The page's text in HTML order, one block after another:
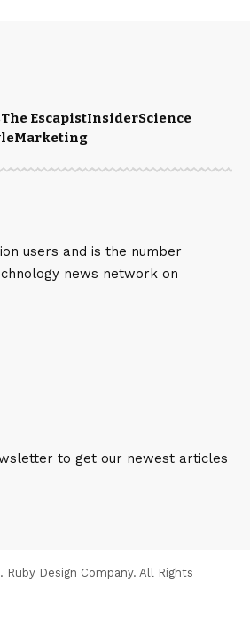
The EscapistInsiderScience
Marketing
users and is the number
news network on
to get our newest articles
Design Company. All Rights